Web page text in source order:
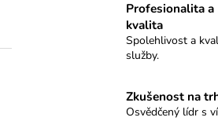
Profesionalita a
kvalita
Spolehlivost a
služby.
Zkušenost na
Osvědčený lídr s